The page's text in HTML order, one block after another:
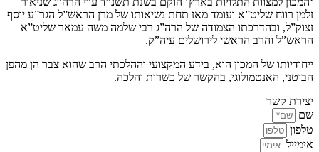
זלמן רווח שליט”א ועומד מאז תחת נשיאותו של מרן הראש”ל הגר”ע יוסף
זצוק”ל, ובהדרכתו הצמודה של הרה”ג רבי שלמה משה עמאר שליט”א
הראש”ל והרב הראשי לירושלים עיה”ק.
ייחודיותו של המכון הוא, בידע המקצועי וההלכתי הרב שהוא צבר הן מהפן
הבוטני, האנטמולוגי, בהקשר של כשרות והלכה.
יצירת קשר
שם
טלפון
אימייל